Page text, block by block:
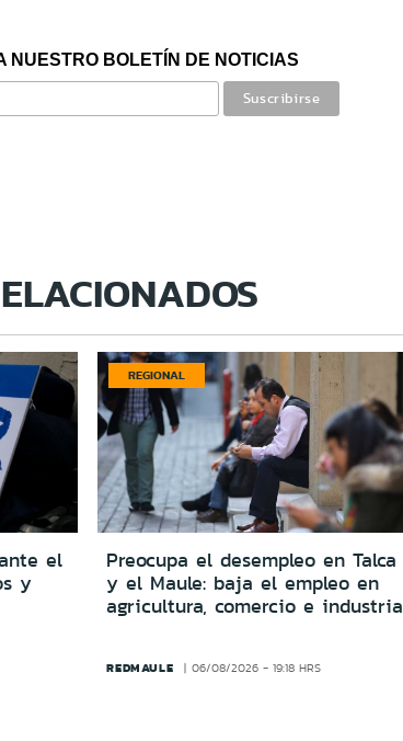
NUESTRO BOLETÍN DE NOTICIAS
el
y
REGIONAL
Preocupa el desempleo en Talca
y el Maule: baja el empleo en
agricultura, comercio e industria
REDMAULE 06/08/2026 - 19:18 HRS